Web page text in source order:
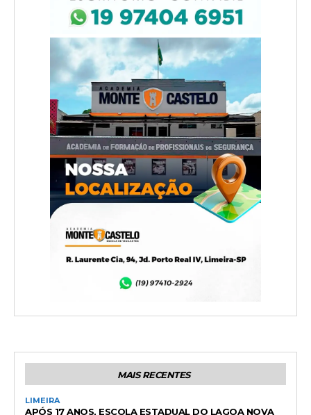
MAIS RECENTES
LIMEIRA
APÓS 17 ANOS, ESCOLA ESTADUAL DO LAGOA NOVA